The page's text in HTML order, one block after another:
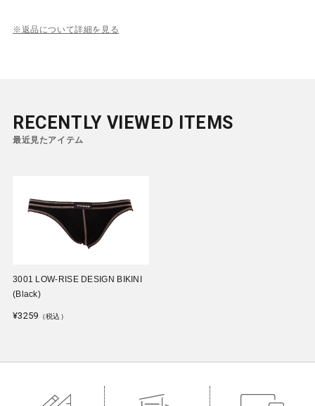
※返品について詳細を見る
RECENTLY VIEWED ITEMS
最近見たアイテム
3001 LOW-RISE DESIGN BIKINI
(Black)
¥3259 （税込）